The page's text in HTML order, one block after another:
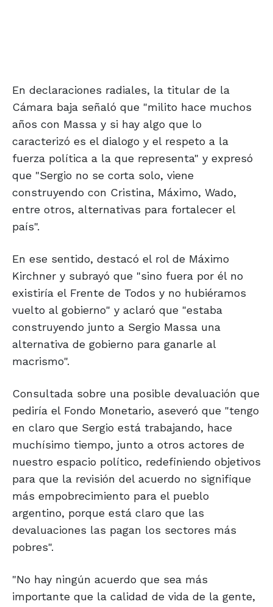
En declaraciones radiales, la titular de la
Cámara baja señaló que "milito hace muchos
años con Massa y si hay algo que lo
caracterizó es el dialogo y el respeto a la
fuerza política a la que representa" y expresó
que "Sergio no se corta solo, viene
construyendo con Cristina, Máximo, Wado,
entre otros, alternativas para fortalecer el
país".
En ese sentido, destacó el rol de Máximo
Kirchner y subrayó que "sino fuera por él no
existiría el Frente de Todos y no hubiéramos
vuelto al gobierno" y aclaró que "estaba
construyendo junto a Sergio Massa una
alternativa de gobierno para ganarle al
macrismo".
Consultada sobre una posible devaluación que
pediría el Fondo Monetario, aseveró que "tengo
en claro que Sergio está trabajando, hace
muchísimo tiempo, junto a otros actores de
nuestro espacio político, redefiniendo objetivos
para que la revisión del acuerdo no signifique
más empobrecimiento para el pueblo
argentino, porque está claro que las
devaluaciones las pagan los sectores más
pobres".
"No hay ningún acuerdo que sea más
importante que la calidad de vida de la gente,